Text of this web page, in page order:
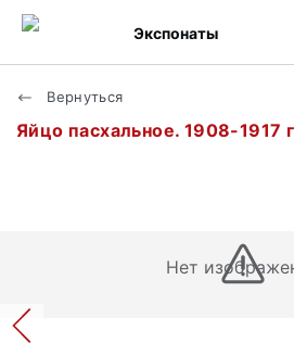
Экспонаты
Вернуться
Яйцо пасхальное. 1908-1917
Нет